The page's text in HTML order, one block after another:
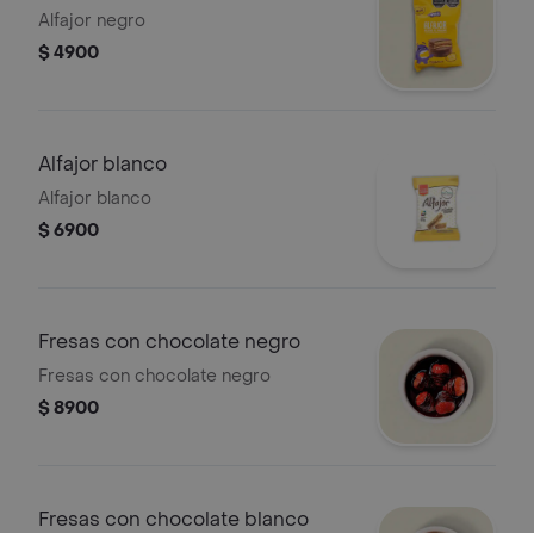
Alfajor negro
$ 4900
Alfajor blanco
Alfajor blanco
$ 6900
Fresas con chocolate negro
Fresas con chocolate negro
$ 8900
Fresas con chocolate blanco